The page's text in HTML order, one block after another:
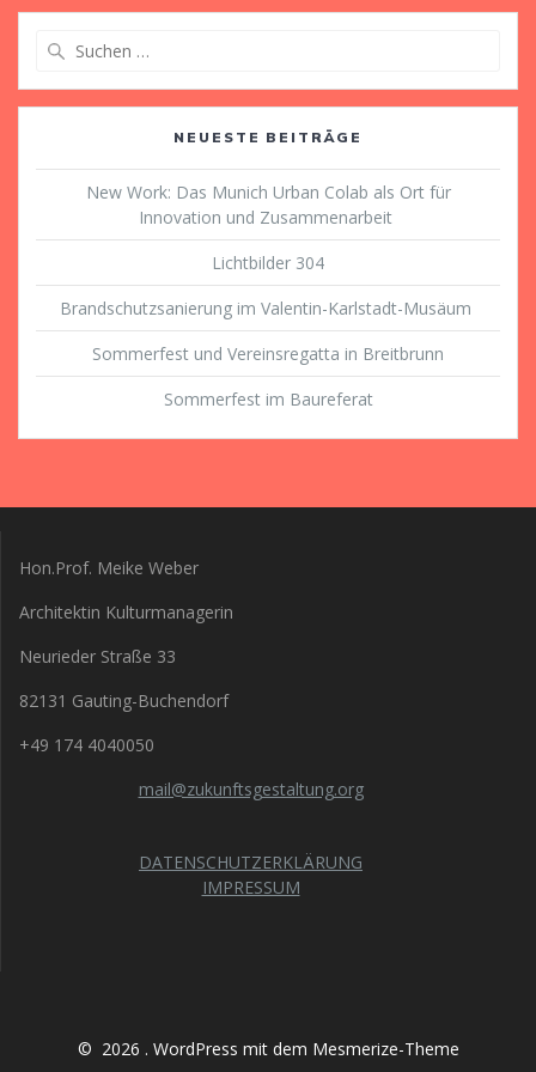
NEUESTE BEITRÄGE
New Work: Das Munich Urban Colab als Ort für
Innovation und Zusammenarbeit
Lichtbilder 304
Brandschutzsanierung im Valentin-Karlstadt-Musäum
Sommerfest und Vereinsregatta in Breitbrunn
Sommerfest im Baureferat
Hon.Prof. Meike Weber
Architektin Kulturmanagerin
Neurieder Straße 33
82131 Gauting-Buchendorf
+49 174 4040050
mail@zukunftsgestaltung.org
DATENSCHUTZERKLÄRUNG
IMPRESSUM
© 2026 . WordPress mit dem Mesmerize-Theme